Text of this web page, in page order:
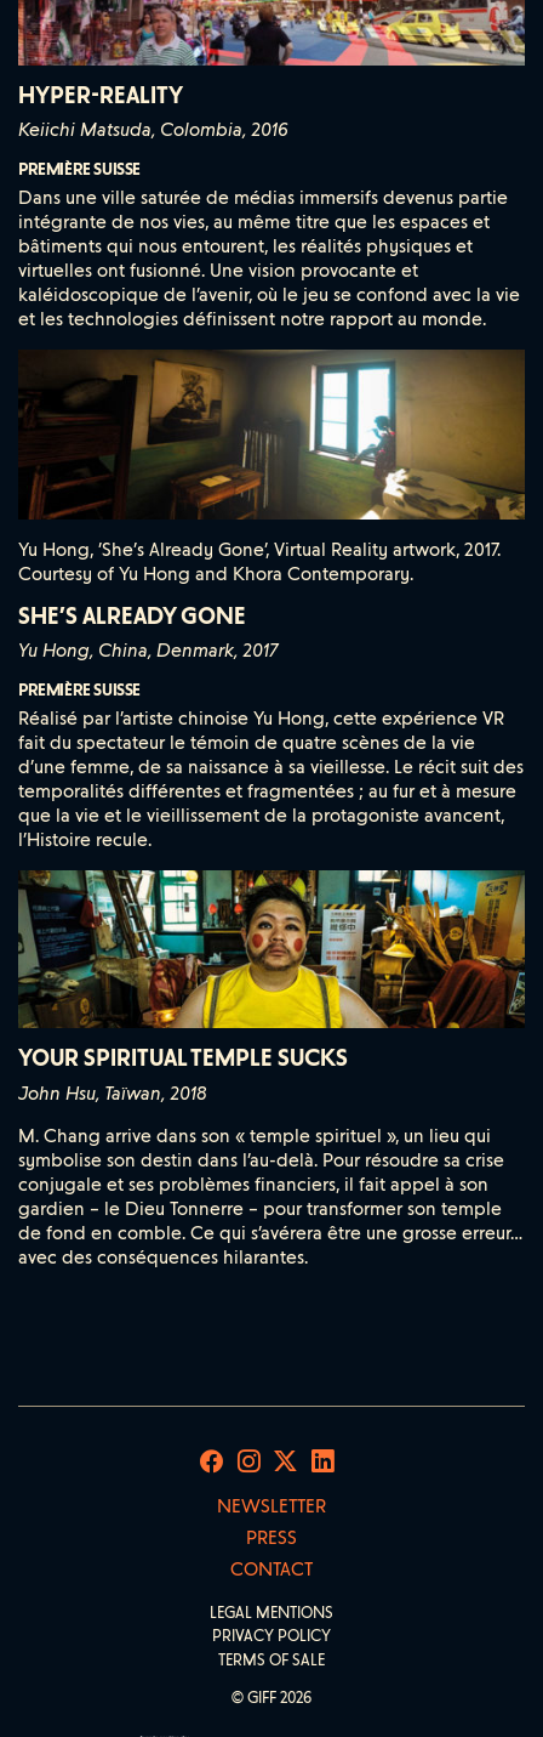
HYPER-REALITY
Keiichi Matsuda, Colombia, 2016
PREMIÈRE SUISSE
Dans une ville saturée de médias immersifs devenus partie
intégrante de nos vies, au même titre que les espaces et
bâtiments qui nous entourent, les réalités physiques et
virtuelles ont fusionné. Une vision provocante et
kaléidoscopique de l’avenir, où le jeu se confond avec la vie
et les technologies définissent notre rapport au monde.
Yu Hong, ’She’s Already Gone’, Virtual Reality artwork, 2017.
Courtesy of Yu Hong and Khora Contemporary.
SHE’S ALREADY GONE
Yu Hong, China, Denmark, 2017
PREMIÈRE SUISSE
Réalisé par l’artiste chinoise Yu Hong, cette expérience VR
fait du spectateur le témoin de quatre scènes de la vie
d’une femme, de sa naissance à sa vieillesse. Le récit suit des
temporalités différentes et fragmentées ; au fur et à mesure
que la vie et le vieillissement de la protagoniste avancent,
l’Histoire recule.
YOUR SPIRITUAL TEMPLE SUCKS
John Hsu, Taïwan, 2018
M. Chang arrive dans son « temple spirituel », un lieu qui
symbolise son destin dans l’au-delà. Pour résoudre sa crise
conjugale et ses problèmes financiers, il fait appel à son
gardien – le Dieu Tonnerre – pour transformer son temple
de fond en comble. Ce qui s’avérera être une grosse erreur…
avec des conséquences hilarantes.
NEWSLETTER
PRESS
CONTACT
LEGAL MENTIONS
PRIVACY POLICY
TERMS OF SALE
© GIFF 2026